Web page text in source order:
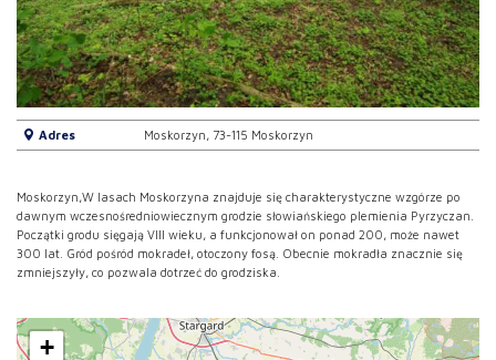
Adres Moskorzyn, 73-115 Moskorzyn
Moskorzyn,W lasach Moskorzyna znajduje się charakterystyczne wzgórze po
dawnym wczesnośredniowiecznym grodzie słowiańskiego plemienia Pyrzyczan.
Początki grodu sięgają VIII wieku, a funkcjonował on ponad 200, może nawet
300 lat. Gród pośród mokradeł, otoczony fosą. Obecnie mokradła znacznie się
zmniejszyły, co pozwala dotrzeć do grodziska.
+